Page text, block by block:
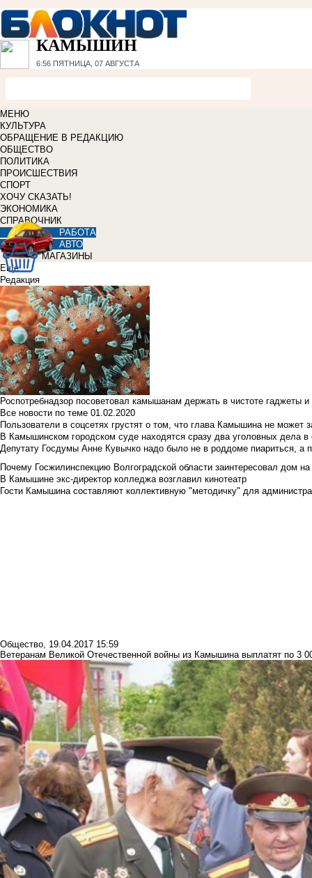
КАМЫШИН
6:56 ПЯТНИЦА, 07 АВГУСТА
МЕНЮ
КУЛЬТУРА
ОБРАЩЕНИЕ В РЕДАКЦИЮ
ОБЩЕСТВО
ПОЛИТИКА
ПРОИСШЕСТВИЯ
СПОРТ
ХОЧУ СКАЗАТЬ!
ЭКОНОМИКА
СПРАВОЧНИК
РАБОТА
АВТО
МАГАЗИНЫ
Еще
Редакция
Роспотребнадзор посоветовал камышанам держать в чистоте гаджеты
Все новости по теме 01.02.2020
Пользователи в соцсетях грустят о том, что глава Камышина не может
В Камышинском городском суде находятся сразу два уголовных дела
Депутату Госдумы Анне Кувычко надо было не в роддоме пиариться, а
Почему Госжилинспекцию Волгоградской области заинтересовал дом
В Камышине экс-директор колледжа возглавил кинотеатр
Гости Камышина составляют коллективную "методичку" для
Общество, 19.04.2017 15:59
Ветеранам Великой Отечественной войны из Камышина выплатят по 3